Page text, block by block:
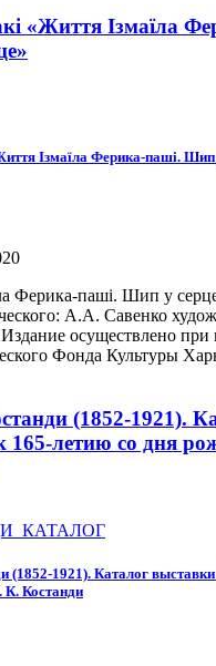
«Життя Ізмаїла
Ізмаїла Ферика-паші. Шип
Ферика-паші. Шип у
А.А. Савенко
осуществлено при
Фонда Культуры
(1852-1921).
165-летию со дня
(1852-1921). Каталог
К. Костанди